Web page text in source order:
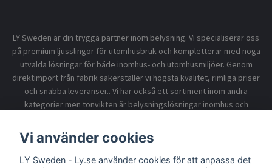
LY Sweden är din trygga partner inom belysning. Vi specialiserar oss
på premium ljusslingor för utomhusbruk och kompletterar med noga
utvalda lösningar för både inomhus- och utomhusmiljöer. Genom
direktimport från fabrik säkerställer vi högsta kvalitet, rimliga priser
och snabba leveranser.. Vi har också ett sortiment inom andra
kategorier men tonvikten är belysningslösningar inomhus och
Information
Vi använder cookies
LY Sweden - Ly.se använder cookies för att anpassa det